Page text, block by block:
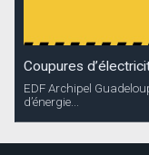
Coupures
EDF Archipel
d’énergie...